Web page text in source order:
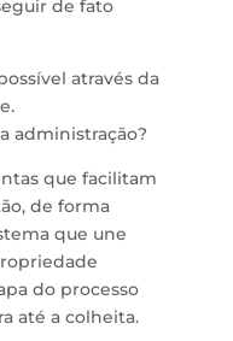
de fato
através da
administração?
que facilitam
de forma
que une
do processo
até a colheita.